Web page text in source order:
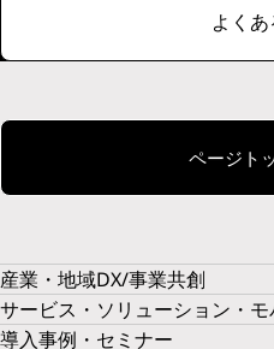
よく
ページト
産業・地域DX/事業共創
サービス・ソリューション・
導入事例・セミナー